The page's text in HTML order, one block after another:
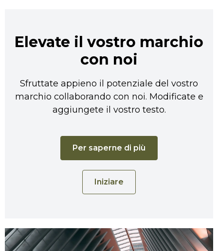
Elevate il vostro marchio
con noi
Sfruttate appieno il potenziale del vostro
marchio collaborando con noi. Modificate e
aggiungete il vostro testo.
Per saperne di più
Iniziare